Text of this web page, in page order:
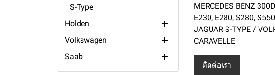
bus
passenger
150ah
140ah
135ah
120ah
110ah
S-Type
Holden
Calais
Volkswagen
Caravelle
Vento
Saab
9000
Renault
MERCEDES BENZ
E230, E280, S280,
JAGUAR S-TYPE /
CARAVELLE
ติดต่อเรา